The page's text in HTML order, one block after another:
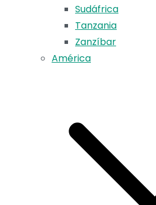
Sudáfrica
Tanzania
Zanzíbar
América